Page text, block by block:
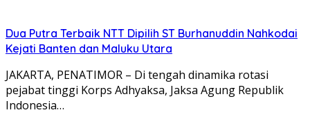
Dua Putra Terbaik NTT Dipilih ST Burhanuddin Nahkodai
Kejati Banten dan Maluku Utara
JAKARTA, PENATIMOR – Di tengah dinamika rotasi
pejabat tinggi Korps Adhyaksa, Jaksa Agung Republik
Indonesia…